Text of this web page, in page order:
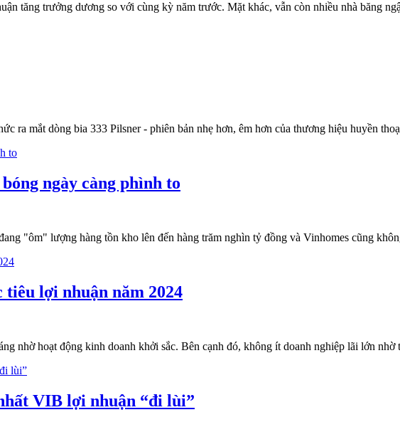
tăng trưởng dương so với cùng kỳ năm trước. Mặt khác, vẫn còn nhiều nhà băng
mắt dòng bia 333 Pilsner - phiên bản nhẹ hơn, êm hơn của thương hiệu huyền
ngày càng phình to
"ôm" lượng hàng tồn kho lên đến hàng trăm nghìn tỷ đồng và Vinhomes cũng
lợi nhuận năm 2024
nhờ hoạt động kinh doanh khởi sắc. Bên cạnh đó, không ít doanh nghiệp lãi lớn
VIB lợi nhuận “đi lùi”